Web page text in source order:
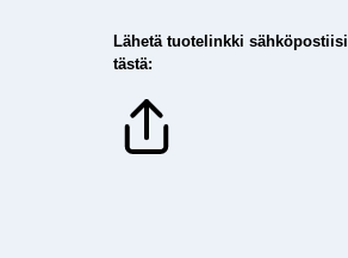
Lähetä tuotelinkki sähköpostiisi
tästä: